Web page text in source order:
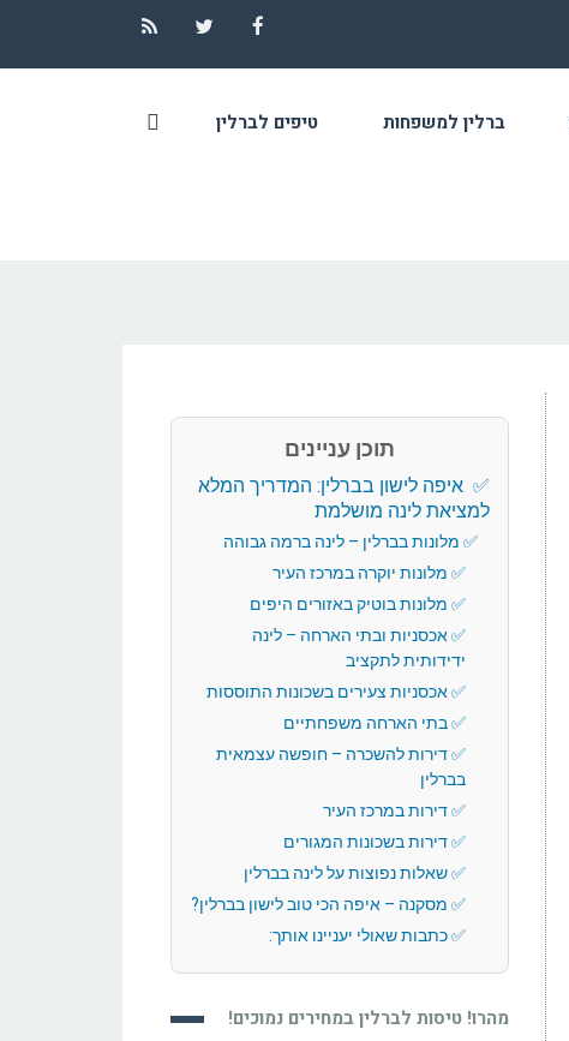
ברלין למשפחות טיפים לברלין
תוכן עניינים
איפה לישון בברלין: המדריך המלא
למציאת לינה מושלמת
מלונות בברלין – לינה ברמה גבוהה
מלונות יוקרה במרכז העיר
מלונות בוטיק באזורים היפים
אכסניות ובתי הארחה – לינה
ידידותית לתקציב
אכסניות צעירים בשכונות התוססות
בתי הארחה משפחתיים
דירות להשכרה – חופשה עצמאית
בברלין
דירות במרכז העיר
דירות בשכונות המגורים
שאלות נפוצות על לינה בברלין
מסקנה – איפה הכי טוב לישון בברלין?
כתבות שאולי יעניינו אותך:
מהרו! טיסות לברלין במחירים נמוכים!